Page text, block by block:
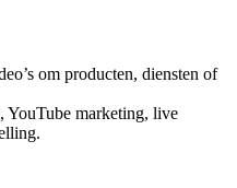
om producten, diensten of
YouTube marketing, live